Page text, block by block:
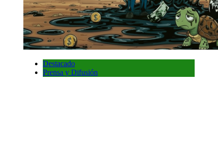
Destacado
Prensa y Difusión